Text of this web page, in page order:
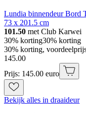
Lundia binnendeur Bord
73 x 201.5 cm
101.50 met Club Karwei
30% korting30% korting
30% korting,
145.00
Prijs: 145.00 euro
Bekijk alles in draaideur